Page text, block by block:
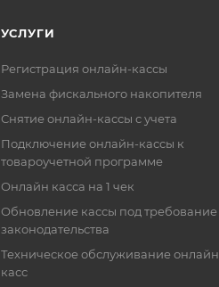
УСЛУГИ
Регистрация онлайн-кассы
Замена фискального накопителя
Снятие онлайн-кассы с учета
Подключение онлайн-кассы к
товароучетной программе
Онлайн касса на 1 чек
Обновление кассы под требование
законодательства
Техническое обслуживание онлайн
касс